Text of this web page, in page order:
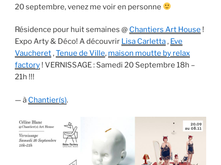
20 septembre, venez me voir en personne
Résidence pour huit semaines @ Chantiers Art House !
Expo Arty & Déco! A découvrir Lisa Carletta, Eve
Vaucheret,Tenue de Ville, maison moutte by relax
factory ! VERNISSAGE : Samedi 20 Septembre 18h –
21h !!!
— à Chantier(s).